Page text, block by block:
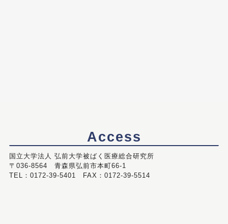
Access
国立大学法人 弘前大学被ばく医療総合研究所
〒036-8564 青森県弘前市本町66-1
TEL：0172-39-5401 FAX：0172-39-5514